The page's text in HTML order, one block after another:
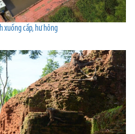
xuống cấp, hư hỏng